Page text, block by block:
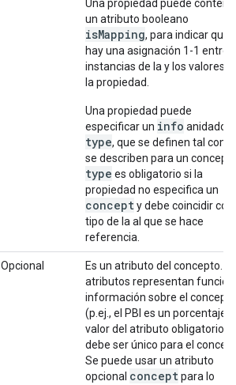
Una propiedad puede
un atributo booleano
isMapping, para indicar que
hay una asignación 1-1 entre
instancias de la y los valores
la propiedad.
Una propiedad puede
especificar un info anidado y
type, que se definen tal como
se describen para un
type es obligatorio si la
propiedad no especifica un
concepty debe coincidir con
tipo de la al que se hace
referencia.
Opcional
Es un atributo del concepto.
atributos representan
información sobre el concepto
(p.ej., el PBI es un porcentaje).
valor del atributo obligatorio
debe ser único para el
Se puede usar un atributo
opcional conceptpara lo